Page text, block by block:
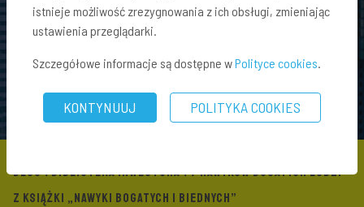
BLOG\BIBLIOTEKA INWESTORA\ 7 NAWYKÓW BOGATYCH LUDZI
Z KSIĄŻKI „NAWYKI BOGATYCH I BIEDNYCH”
istnieje możliwość zrezygnowania z ich obsługi, zmieniając
ustawienia przeglądarki.
Szczegółowe informacje są dostępne wPolityce cookies.
KONTYNUUJ POLITYKA COOKIES